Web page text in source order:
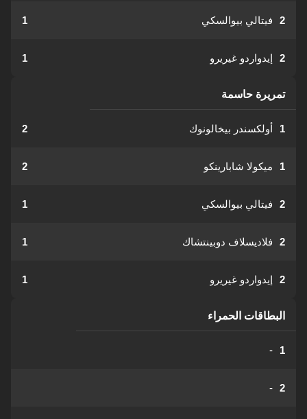
2 فيتالي بيوالسكي 1
2 إيدواردو غيريرو 1
تمريرة حاسمة
1 أولكسندر بيخالونوك 2
1 ميكولا شابارينكو 2
2 فيتالي بيوالسكي 1
2 فلاديسلاف دوبينتشاك 1
2 إيدواردو غيريرو 1
البطاقات الحمراء
1
-
2
-